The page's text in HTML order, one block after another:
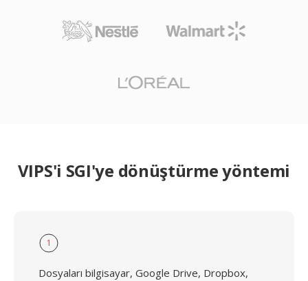
VIPS'i SGI'ye dönüştürme yöntemi
1
Dosyaları bilgisayar, Google Drive, Dropbox,